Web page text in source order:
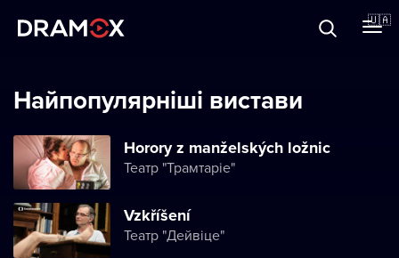
🇺🇦
Зареєструватися
Найпопулярніші вистави
Horory z manželských ložnic
Театр "Трамтаріе"
Vzkříšení
Театр "Дейвіце"